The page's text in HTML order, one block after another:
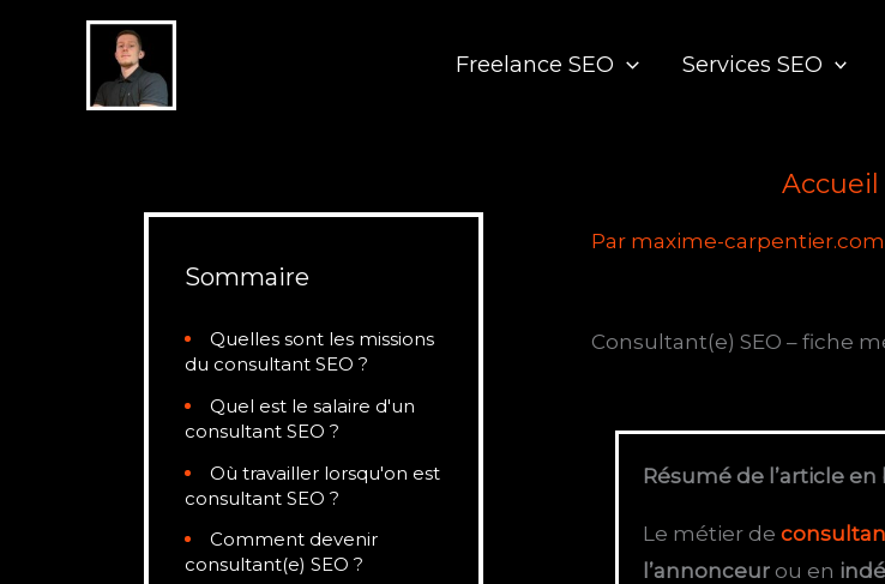
Freelance SEO Services SEO
Sommaire
Quelles sont les missions
du consultant SEO ?
Quel est le salaire d'un
consultant SEO ?
Où travailler lorsqu'on est
consultant SEO ?
Comment devenir
consultant(e) SEO ?
Accueil
Par maxime-
Consultant(e) SEO – fiche
Résumé de l’article en
Le métier de
l’annonceur ou en